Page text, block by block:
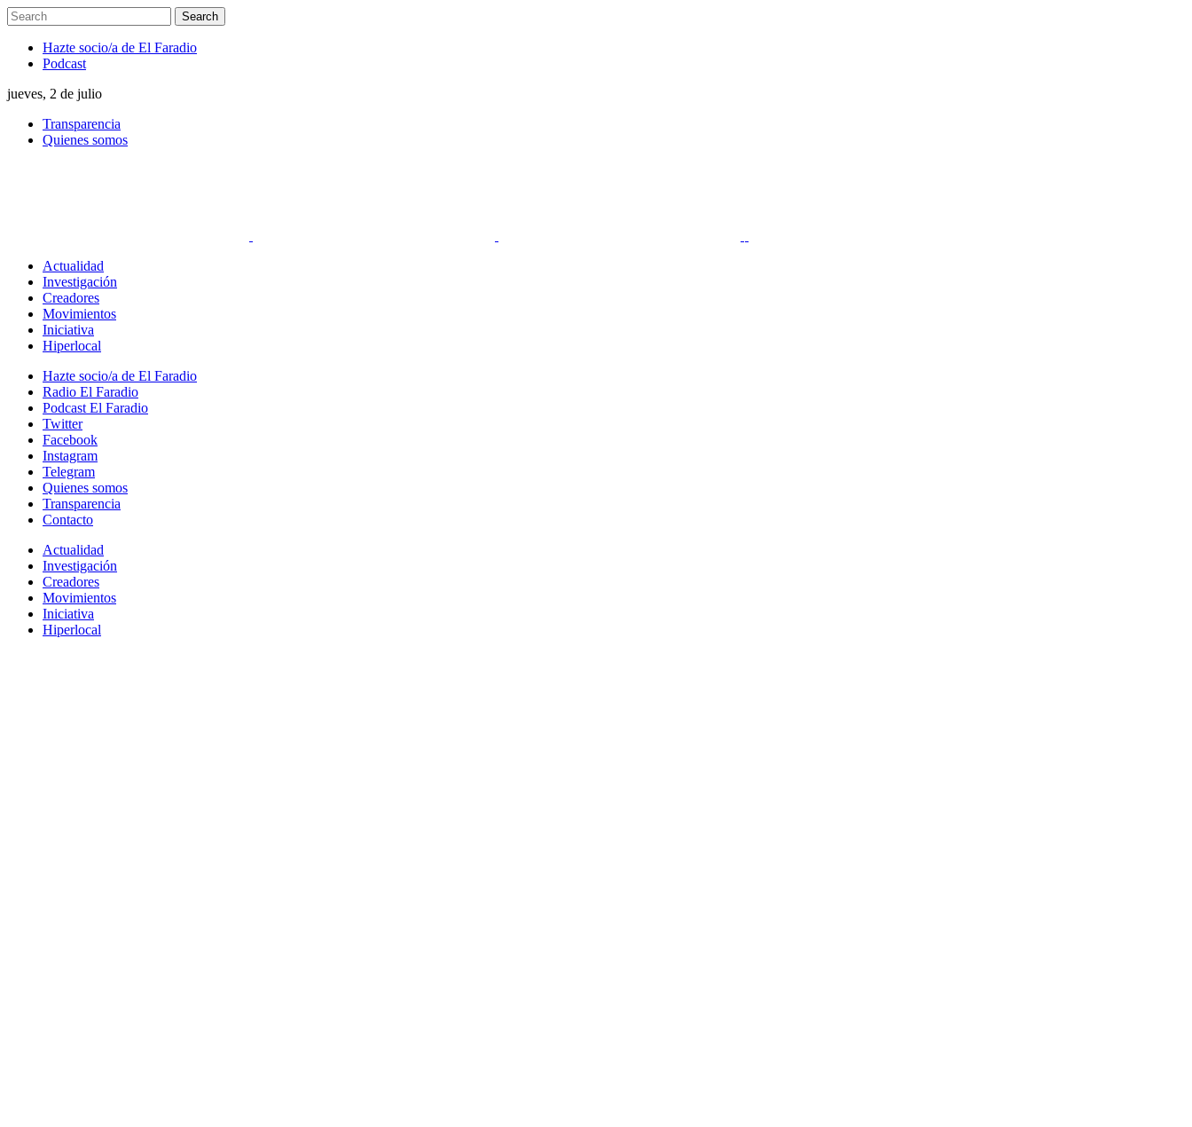
Hazte socio/a de El Faradio
Podcast
jueves, 2 de julio
Transparencia
Quienes somos
Actualidad
Investigación
Creadores
Movimientos
Iniciativa
Hiperlocal
Hazte socio/a de El Faradio
Radio El Faradio
Podcast El Faradio
Twitter
Facebook
Instagram
Telegram
Quienes somos
Transparencia
Contacto
Actualidad
Investigación
Creadores
Movimientos
Iniciativa
Hiperlocal